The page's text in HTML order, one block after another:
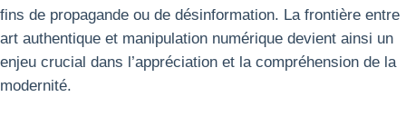
fins de propagande ou de désinformation. La frontière entre
art authentique et manipulation numérique devient ainsi un
enjeu crucial dans l’appréciation et la compréhension de la
modernité.